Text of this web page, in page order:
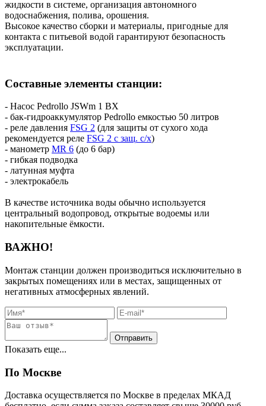
жидкости в системе, организация автономного
водоснабжения, полива, орошения.
Высокое качество сборки и материалы, пригодные для
контакта с питьевой водой гарантируют безопасность
эксплуатации.
Составные элементы станции:
- Насос Pedrollo JSWm 1 BX
- бак-гидроаккумулятор Pedrollo емкостью 50 литров
- реле давления FSG 2 (для защиты от сухого хода
рекомендуется реле FSG 2 с защ. с/х)
- манометр MR 6 (до 6 бар)
- гибкая подводка
- латунная муфта
- электрокабель
В качестве источника воды обычно используется
центральный водопровод, открытые водоемы или
накопительные ёмкости.
ВАЖНО!
Монтаж станции должен производиться исключительно в
закрытых помещениях или в местах, защищенных от
негативных атмосферных явлений.
Показать еще...
По Москве
Доставка осуществляется по Москве в пределах МКАД